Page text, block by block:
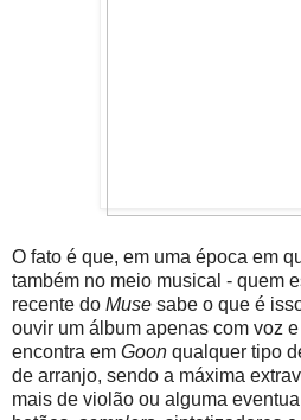
O fato é que, em uma época em
também no meio musical - quem
recente do Muse sabe o que é
ouvir um álbum apenas com voz
encontra em Goon qualquer tipo
de arranjo, sendo a máxima
mais de violão ou alguma